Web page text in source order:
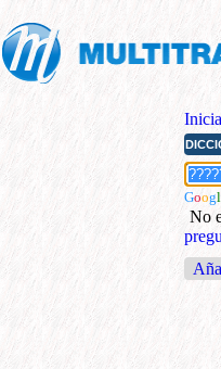
Googl
No